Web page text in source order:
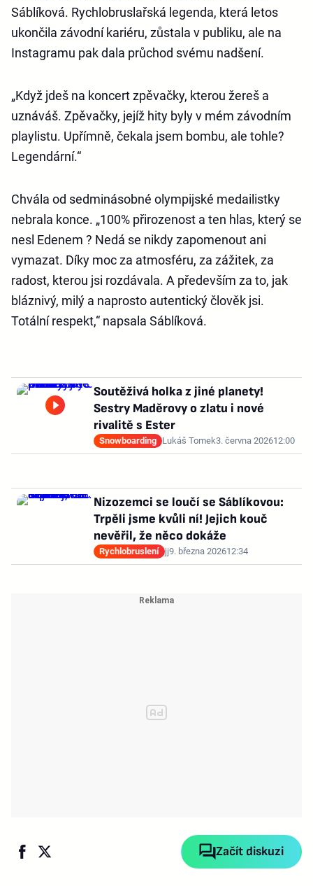
Sáblíková. Rychlobruslařská legenda, která letos
ukončila závodní kariéru, zůstala v publiku, ale na
Instagramu pak dala průchod svému nadšení.
„Když jdeš na koncert zpěvačky, kterou žereš a
uznáváš. Zpěvačky, jejíž hity byly v mém závodním
playlistu. Upřímně, čekala jsem bombu, ale tohle?
Legendární.“
Chvála od sedminásobné olympijské medailistky
nebrala konce. „100% přirozenost a ten hlas, který se
nesl Edenem ? Nedá se nikdy zapomenout ani
vymazat. Díky moc za atmosféru, za zážitek, za
radost, kterou jsi rozdávala. A především za to, jak
bláznivý, milý a naprosto autentický člověk jsi.
Totální respekt,“ napsala Sáblíková.
Soutěživá holka z jiné planety!
Sestry Maděrovy o zlatu i nové
rivalitě s Ester
Snowboarding Lukáš Tomek3. června 202612:00
Nizozemci se loučí se Sáblíkovou:
Trpěli jsme kvůli ní! Jejich kouč
nevěřil, že něco dokáže
Rychlobruslení jj9. března 202612:34
Začít diskuzi